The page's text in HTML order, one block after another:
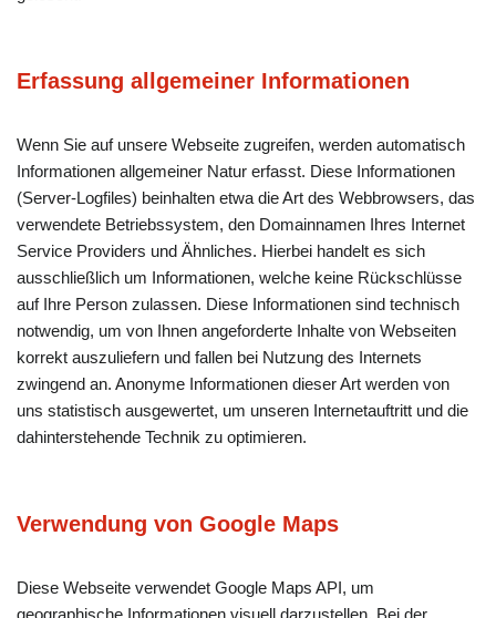
Erfassung allgemeiner Informationen
Wenn Sie auf unsere Webseite zugreifen, werden automatisch
Informationen allgemeiner Natur erfasst. Diese Informationen
(Server-Logfiles) beinhalten etwa die Art des Webbrowsers, das
verwendete Betriebssystem, den Domainnamen Ihres Internet
Service Providers und Ähnliches. Hierbei handelt es sich
ausschließlich um Informationen, welche keine Rückschlüsse
auf Ihre Person zulassen. Diese Informationen sind technisch
notwendig, um von Ihnen angeforderte Inhalte von Webseiten
korrekt auszuliefern und fallen bei Nutzung des Internets
zwingend an. Anonyme Informationen dieser Art werden von
uns statistisch ausgewertet, um unseren Internetauftritt und die
dahinterstehende Technik zu optimieren.
Verwendung von Google Maps
Diese Webseite verwendet Google Maps API, um
geographische Informationen visuell darzustellen. Bei der